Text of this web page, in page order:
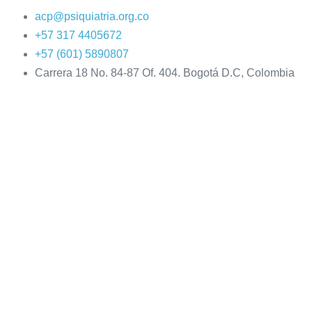
acp@psiquiatria.org.co
+57 317 4405672
+57 (601) 5890807
Carrera 18 No. 84-87 Of. 404. Bogotá D.C, Colombia